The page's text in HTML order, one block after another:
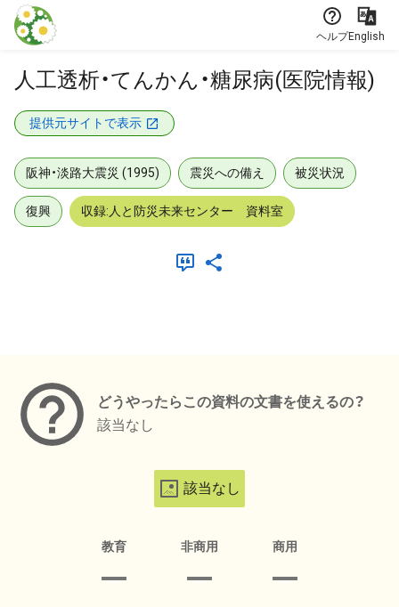
本文に飛ぶ
ヘルプEnglish
人工透析・てんかん・糖尿病(医院情報)
提供元サイトで表示
阪神・淡路大震災 (1995) 震災への備え 被災状況
復興 収録:人と防災未来センター 資料室
どうやったらこの資料の文書を使えるの？
該当なし
該当なし
教育 非商用 商用